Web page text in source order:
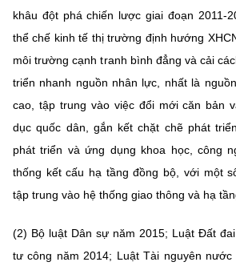
khâu đột phá chiến lược giai đoạn 2011-
thể chế kinh tế thị trường định hướng
môi trường cạnh tranh bình đẳng và cải
triển nhanh nguồn nhân lực, nhất là
cao, tập trung vào việc đổi mới căn bản
dục quốc dân, gắn kết chặt chẽ phát
phát triển và ứng dụng khoa học, công
thống kết cấu hạ tầng đồng bộ, với một
tập trung vào hệ thống giao thông và hạ
(2) Bộ luật Dân sự năm 2015; Luật Đất
tư công năm 2014; Luật Tài nguyên nước